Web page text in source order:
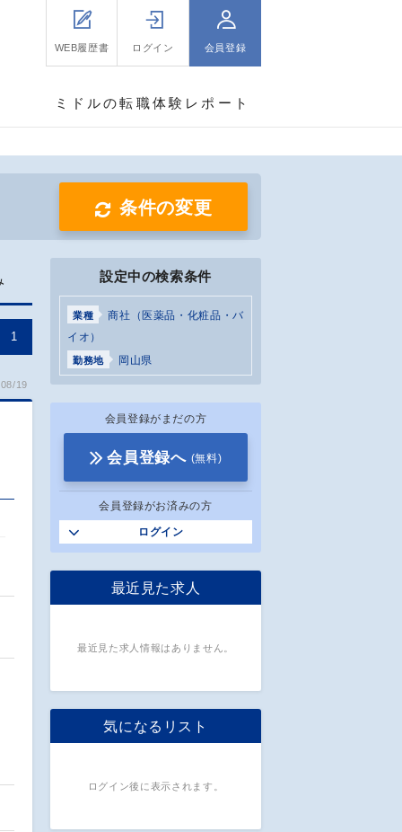
WEB履歴書 ログイン 会員登録
ミドルの転職体験レポート
条件の変更
1
19
設定中の検索条件
業種
商社（医薬品・化粧品・バ
イオ）
勤務地 岡山県
会員登録がまだの方
会員登録へ (無料)
会員登録がお済みの方
ログイン
最近見た求人
最近見た求人情報はありません。
気になるリスト
ログイン後に表示されます。